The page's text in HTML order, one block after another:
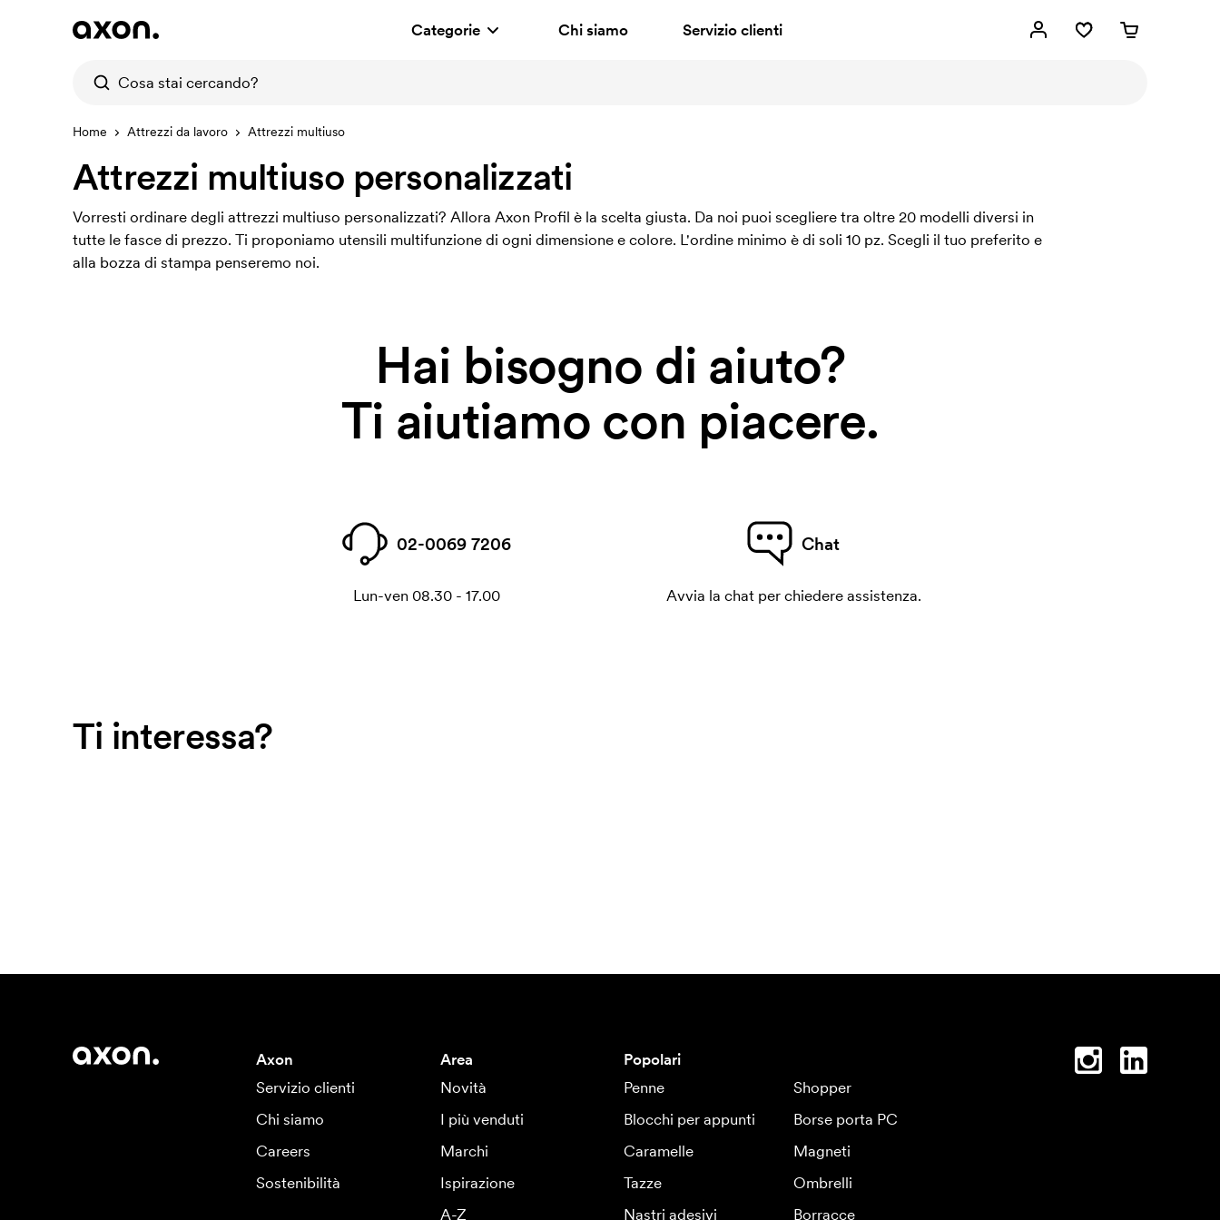
Categorie Chi siamo Servizio clienti
Home Attrezzi da lavoro Attrezzi multiuso
Attrezzi multiuso personalizzati
Vorresti ordinare degli attrezzi multiuso personalizzati? Allora Axon Profil è la scelta giusta. Da noi puoi scegliere tra oltre 20 modelli diversi in
tutte le fasce di prezzo. Ti proponiamo utensili multifunzione di ogni dimensione e colore. L'ordine minimo è di soli 10 pz. Scegli il tuo preferito e
alla bozza di stampa penseremo noi.
Hai bisogno di aiuto?
Ti aiutiamo con piacere.
02-0069 7206
Lun-ven 08.30 - 17.00
Chat
Avvia la chat per chiedere assistenza.
Ti interessa?
Axon
Servizio clienti
Chi siamo
Careers
Sostenibilità
Area
Novità
I più venduti
Marchi
Ispirazione
A-Z
Popolari
Penne
Shopper
Blocchi per appunti
Borse porta PC
Caramelle
Magneti
Tazze
Ombrelli
Nastri adesivi
Borracce